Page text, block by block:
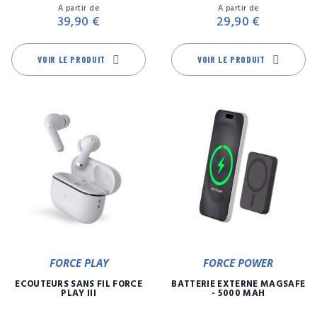
A partir de
39,90 €
VOIR LE PRODUIT
A partir de
29,90 €
VOIR LE PRODUIT
FORCE PLAY
ECOUTEURS SANS FIL FORCE
PLAY III
FORCE POWER
BATTERIE EXTERNE MAGSAFE
- 5000 MAH